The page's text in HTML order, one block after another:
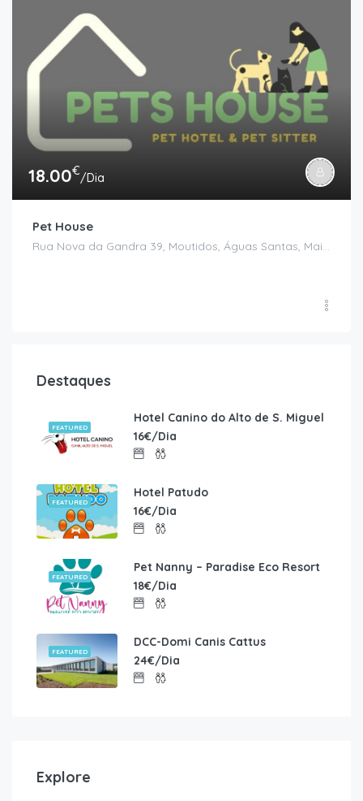
18.00€/Dia
Pet House
Rua Nova da Gandra 39, Moutidos, Águas Santas, Maia, Porto
Destaques
FEATURED
Hotel Canino do Alto de S. Miguel
16€/Dia
FEATURED
Hotel Patudo
16€/Dia
FEATURED
Pet Nanny – Paradise Eco Resort
18€/Dia
FEATURED
DCC-Domi Canis Cattus
24€/Dia
Explore